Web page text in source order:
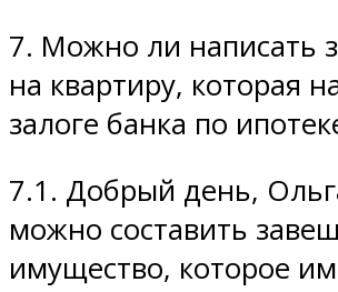
7. Можно ли написать
на квартиру, которая
залоге банка по
7.1. Добрый день,
можно составить
имущество, которое